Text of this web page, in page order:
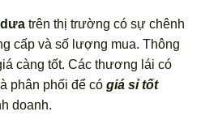
trên thị trường có sự chênh
cấp và số lượng mua. Thông
càng tốt. Các thương lái có
phân phối để có giá sỉ tốt
doanh.